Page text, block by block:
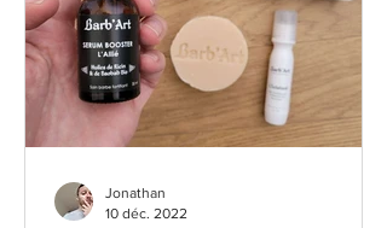
Jonathan
10 déc. 2022